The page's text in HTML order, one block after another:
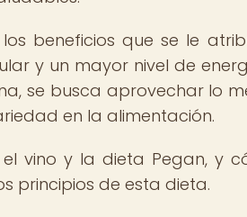
beneficios que se le
y un mayor nivel de
se busca aprovechar lo
en la alimentación.
vino y la dieta Pegan, y
principios de esta dieta.